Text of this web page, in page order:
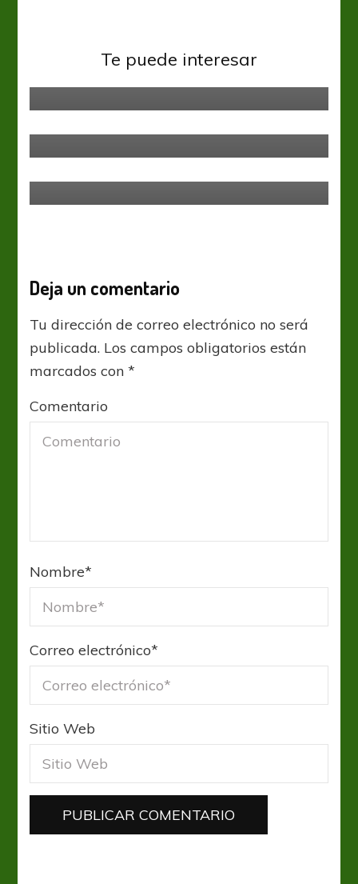
Te puede interesar
Tigre recibe a Lanús a partir de las
Deja un comentario
Tu dirección de correo electrónico no será
publicada. Los campos obligatorios están
marcados con*
Comentario
Nombre*
Correo electrónico*
Sitio Web